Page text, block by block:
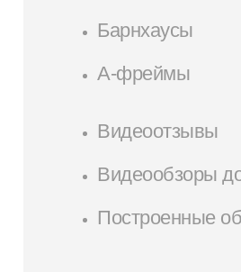
Барнхаусы
А-фреймы
Видеоотзывы
Видеообзоры
Построенные